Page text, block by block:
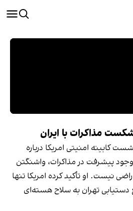
مذاکرات با ایران
کابینه امنیتی امریکا درباره
وجود پیشرفت در مذاکرات، واشنگتن
نیست. او تأکید کرده امریکا تنها
دستیابی تهران به سلاح هسته‌ای